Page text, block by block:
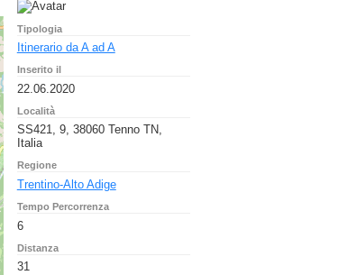
Tipologia
Itinerario da A ad A
Inserito il
22.06.2020
Località
SS421, 9, 38060 Tenno TN,
Italia
Regione
Trentino-Alto Adige
Tempo Percorrenza
6
Distanza
31